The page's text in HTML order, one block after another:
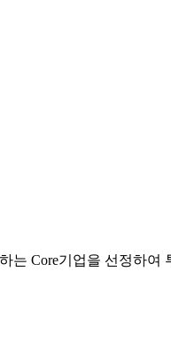
는 Core기업을 선정하